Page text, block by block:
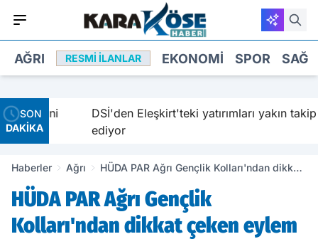
AĞRI RESMI İLANLAR EKONOMI SPOR
SON
DAKİKA
DSİ'den Eleşkirt'teki yatırımları yakın takip
ediyor
Haberler Ağrı
HÜDA PAR Ağrı Gençlik Kolları'ndan dikkat
HÜDA PAR Ağrı Gençlik
Kolları'ndan dikkat çeken eylem